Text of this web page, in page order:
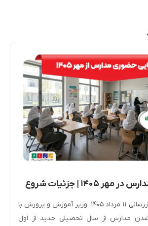
حضوری شدن مدارس در مهر ۱۴۰۵ | جزئیات شروع
اطلاعیه مهم | به‌روزرسانی ۱۱ مرداد ۱۴۰۵: وزیر آموزش و پرورش با
مدارس از سال تحصیلی جدید از اول